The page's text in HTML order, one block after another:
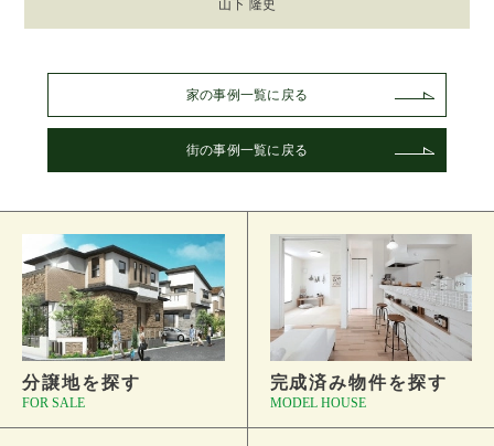
山下 隆史
家の事例一覧に戻る
街の事例一覧に戻る
分譲地を探す
FOR SALE
完成済み物件を探す
MODEL HOUSE